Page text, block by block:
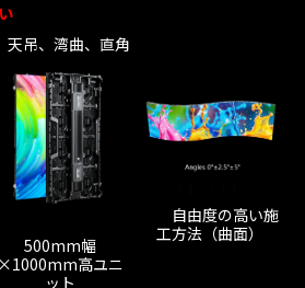
吊、湾曲、直角
500mm幅
×1000mm高ユニ
ット
自由度の高い施
工方法（曲面）